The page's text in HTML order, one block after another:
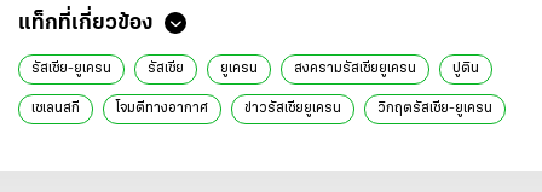
แท็กที่เกี่ยวข้อง
รัสเซีย-ยูเครน รัสเซีย ยูเครน สงครามรัสเซียยูเครน ปูติน
เซเลนสกี โจมตีทางอากาศ ข่าวรัสเซียยูเครน วิกฤตรัสเซีย-ยูเครน